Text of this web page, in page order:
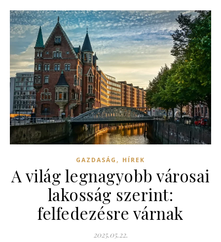
GAZDASÁG , HÍREK
A világ legnagyobb városai
lakosság szerint:
felfedezésre várnak
2025.05.22.